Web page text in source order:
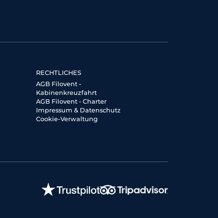
RECHTLICHES
AGB Filovent -
Kabinenkreuzfahrt
AGB Filovent - Charter
Impressum & Datenschutz
Cookie-Verwaltung